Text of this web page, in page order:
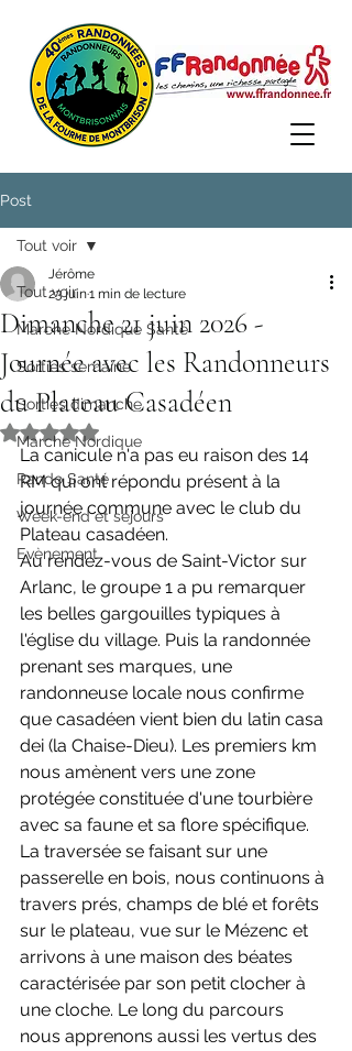
Post
Tout voir
Marche Nordique Santé
Sorties semaine
Sorties dimanche
Marche Nordique
Rando Santé
Week-end et séjours
Evènement
Tout voir
Dimanche 21 juin 2026 -
Journée avec les Randonneurs
du Plateau Casadéen
Jérôme
23 juin1 min de lecture
Noté NaN étoiles sur 5.
La canicule n'a pas eu raison des 14
RM qui ont répondu présent à la
journée commune avec le club du
Plateau casadéen.
Au rendez-vous de Saint-Victor sur
Arlanc, le groupe 1 a pu remarquer
les belles gargouilles typiques à
l'église du village. Puis la randonnée
prenant ses marques, une
randonneuse locale nous confirme
que casadéen vient bien du latin casa
dei (la Chaise-Dieu). Les premiers km
nous amènent vers une zone
protégée constituée d'une tourbière
avec sa faune et sa flore spécifique.
La traversée se faisant sur une
passerelle en bois, nous continuons à
travers prés, champs de blé et forêts
sur le plateau, vue sur le Mézenc et
arrivons à une maison des béates
caractérisée par son petit clocher à
une cloche. Le long du parcours
nous apprenons aussi les vertus des